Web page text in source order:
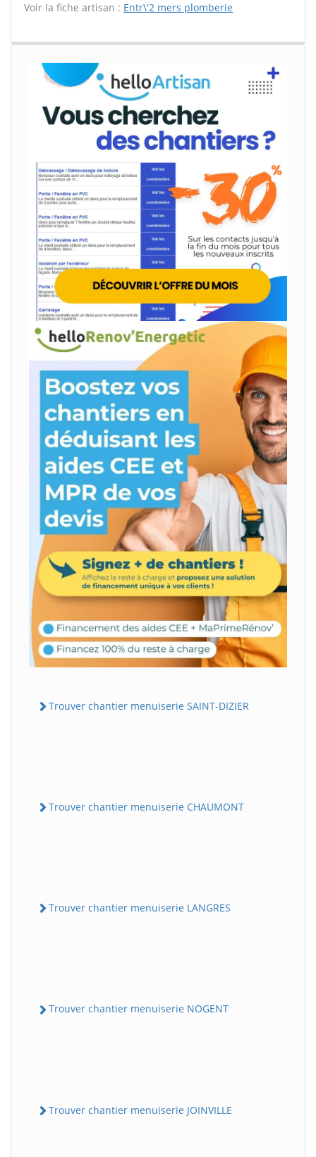
Voir la fiche artisan : Entr\'2 mers plomberie
Trouver chantier menuiserie SAINT-DIZIER
Trouver chantier menuiserie CHAUMONT
Trouver chantier menuiserie LANGRES
Trouver chantier menuiserie NOGENT
Trouver chantier menuiserie JOINVILLE